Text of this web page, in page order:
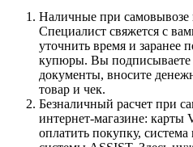
Наличные при самовывозе
Специалист свяжется с
уточнить время и заранее
купюры. Вы подписываете
документы, вносите
товар и чек.
Безналичный расчет при
интернет-магазине: карты
оплатить покупку,